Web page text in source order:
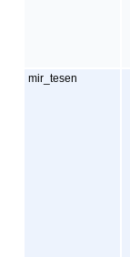
mir_tesen